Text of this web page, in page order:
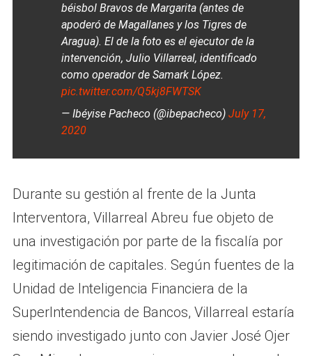
béisbol Bravos de Margarita (antes de
apoderó de Magallanes y los Tigres de
Aragua). El de la foto es el ejecutor de la
intervención, Julio Villarreal, identificado
como operador de Samark López.
pic.twitter.com/Q5kj8FWTSK
— Ibéyise Pacheco (@ibepacheco) July 17,
2020
Durante su gestión al frente de la Junta
Interventora, Villarreal Abreu fue objeto de
una investigación por parte de la fiscalía por
legitimación de capitales. Según fuentes de la
Unidad de Inteligencia Financiera de la
SuperIntendencia de Bancos, Villarreal estaría
siendo investigado junto con Javier José Ojer